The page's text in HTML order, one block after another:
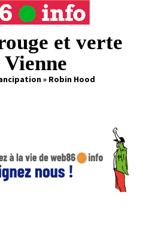
et verte
Vienne
» Robin Hood